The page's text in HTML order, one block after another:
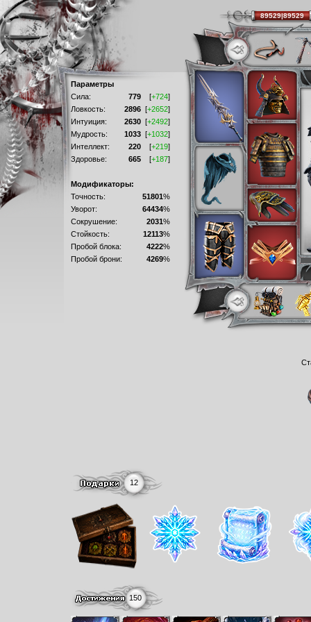
Параметры
Сила:
779 [+724]
Ловкость:
2896 [+2652]
Интуиция:
2630 [+2492]
Мудрость:
1033 [+1032]
Интеллект:
220 [+219]
Здоровье:
665 [+187]
Модификаторы:
Точность:
51801%
Уворот:
64434%
Сокрушение:
2031%
Стойкость:
12113%
Пробой блока:
4222%
Пробой брони:
4269%
12
150
89529|89529